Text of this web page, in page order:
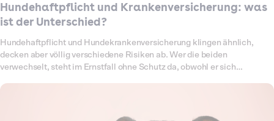
Hundehaftpflicht und Krankenversicherung: was
ist der Unterschied?
Hundehaftpflicht und Hundekrankenversicherung klingen ähnlich,
decken aber völlig verschiedene Risiken ab. Wer die beiden
verwechselt, steht im Ernstfall ohne Schutz da, obwohl er sich